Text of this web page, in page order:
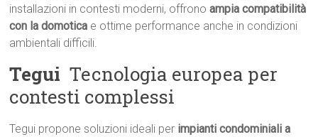
installazioni in contesti moderni, offronoampia compatibilità
con la domotica e ottime performance anche in condizioni
ambientali difficili.
Tegui  Tecnologia europea per
contesti complessi
Tegui propone soluzioni ideali per impianti condominiali a